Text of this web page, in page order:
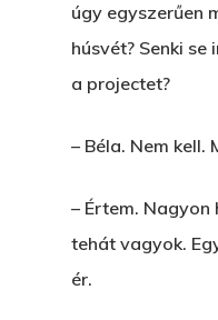
úgy egyszerűen
húsvét? Senki
a projectet?
– Béla. Nem kell.
– Értem. Nagyon
tehát vagyok.
ér.